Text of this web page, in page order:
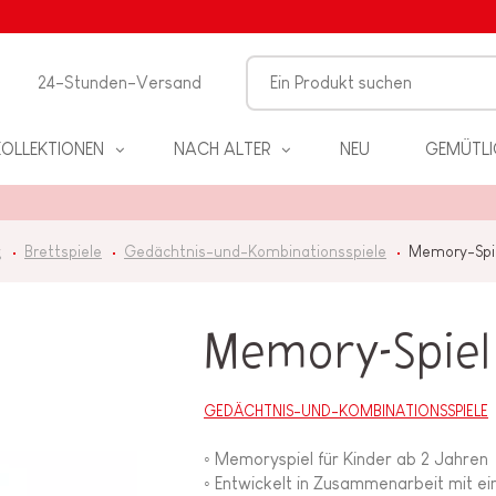
24-Stunden-Versand
NACH ALTER NEU
Brettspiele Gedächtnis-und-Kombinationsspiele Memory-
Memory-
GEDÄCHTNIS-UND-KOMBINATIONSSPIELE
◦ Memoryspiel für Kinder ab 2 Jahren
◦ Entwickelt in Zusammenarbeit mit